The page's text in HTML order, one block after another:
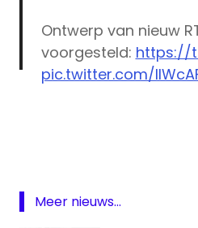
(@pjhuyghebaert)
Ontwerp van nieuw
voorgesteld: https://
pic.twitter.com/
2020
Meer nieuws...